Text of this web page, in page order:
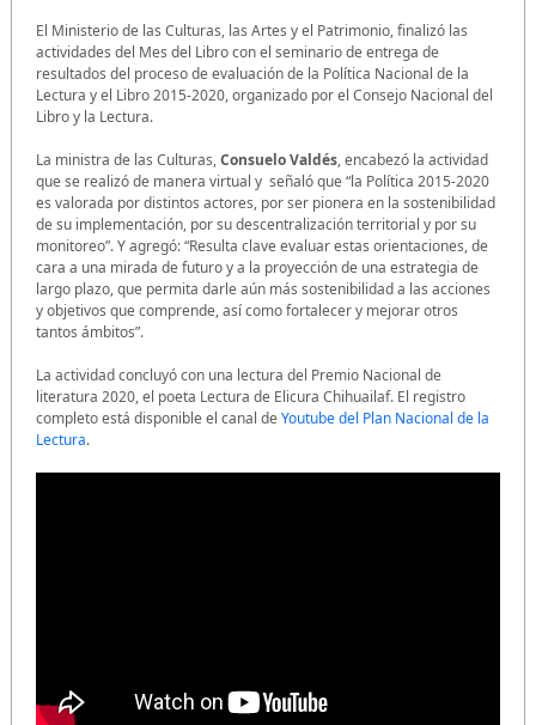
El Ministerio de las Culturas, las Artes y el Patrimonio, finalizó las
actividades del Mes del Libro con el seminario de entrega de
resultados del proceso de evaluación de la Política Nacional de la
Lectura y el Libro 2015-2020, organizado por el Consejo Nacional del
Libro y la Lectura.
La ministra de las Culturas,Consuelo Valdés, encabezó la actividad
que se realizó de manera virtual y señaló que “la Política 2015-2020
es valorada por distintos actores, por ser pionera en la sostenibilidad
de su implementación, por su descentralización territorial y por su
monitoreo”. Y agregó: “Resulta clave evaluar estas orientaciones, de
cara a una mirada de futuro y a la proyección de una estrategia de
largo plazo, que permita darle aún más sostenibilidad a las acciones
y objetivos que comprende, así como fortalecer y mejorar otros
tantos ámbitos”.
La actividad concluyó con una lectura del Premio Nacional de
literatura 2020, el poeta Lectura de Elicura Chihuailaf. El registro
completo está disponible el canal deYoutube del Plan Nacional de la
Lectura.